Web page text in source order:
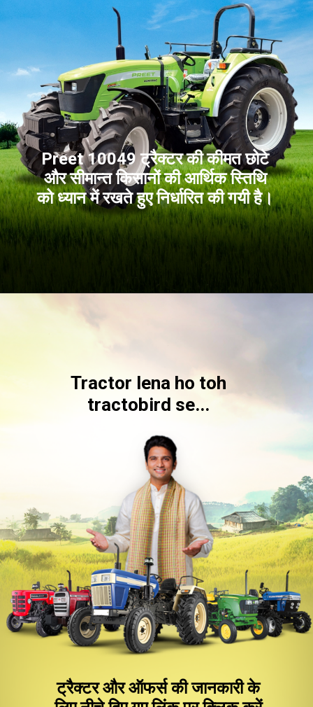
Preet 10049 ट्रैक्टर की कीमत छोटे
और सीमान्त किसानों की आर्थिक स्तिथि
को ध्यान में रखते हुए निर्धारित की गयी है।
Tractor lena ho toh
tractobird se...
ट्रैक्टर और ऑफर्स की जानकारी के